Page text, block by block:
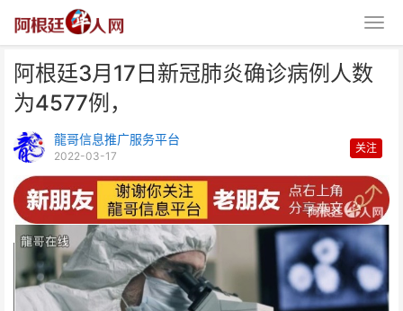
阿根廷3月17日新冠肺炎确诊病例人数
为4577例，
龍哥信息推广服务平台
2022-03-17
关注
阿根廷3月17日新冠肺炎确诊病例
人数为4577例，